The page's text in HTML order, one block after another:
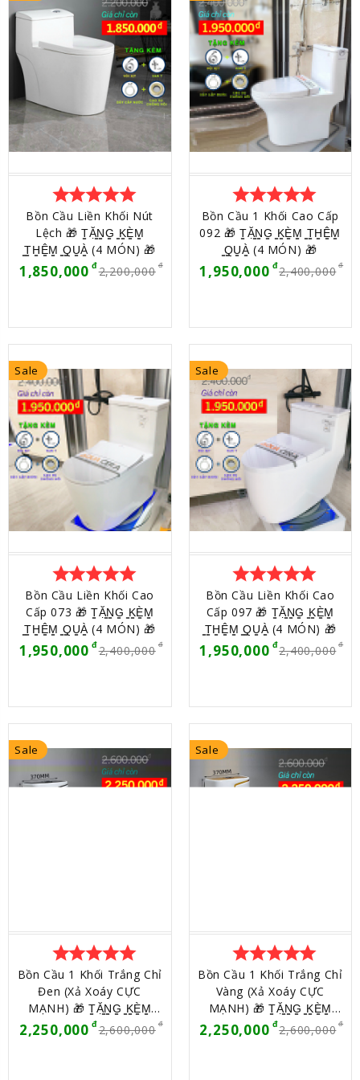
starstarstarstarstar
Bồn Cầu Liền Khối Nút
Lệch 🎁 T̳Ặ̳N̳G̳ ̳K̳È̳M̳
̳T̳H̳Ê̳M̳ ̳Q̳U̳À̳ (4 MÓN) 🎁
1,850,000 2,200,000
starstarstarstarstar
Bồn Cầu 1 Khối Cao Cấp
092 🎁 T̳Ặ̳N̳G̳ ̳K̳È̳M̳ ̳T̳H̳Ê̳M̳
̳Q̳U̳À̳ (4 MÓN) 🎁
1,950,000 2,400,000
Sale
starstarstarstarstar
Bồn Cầu Liền Khối Cao
Cấp 073 🎁 T̳Ặ̳N̳G̳ ̳K̳È̳M̳
̳T̳H̳Ê̳M̳ ̳Q̳U̳À̳ (4 MÓN) 🎁
1,950,000 2,400,000
Sale
starstarstarstarstar
Bồn Cầu Liền Khối Cao
Cấp 097 🎁 T̳Ặ̳N̳G̳ ̳K̳È̳M̳
̳T̳H̳Ê̳M̳ ̳Q̳U̳À̳ (4 MÓN) 🎁
1,950,000 2,400,000
Sale
starstarstarstarstar
Bồn Cầu 1 Khối Trắng Chỉ
Đen (Xả Xoáy CỰC
MẠNH) 🎁 T̳Ặ̳N̳G̳ ̳K̳È̳M̳
̳T̳H̳Ê̳M̳ ̳Q̳U̳À̳ (4 MÓN) 🎁
2,250,000 2,600,000
Sale
starstarstarstarstar
Bồn Cầu 1 Khối Trắng Chỉ
Vàng (Xả Xoáy CỰC
MẠNH) 🎁 T̳Ặ̳N̳G̳ ̳K̳È̳M̳
̳T̳H̳Ê̳M̳ ̳Q̳U̳À̳ (4 MÓN) 🎁
2,250,000 2,600,000